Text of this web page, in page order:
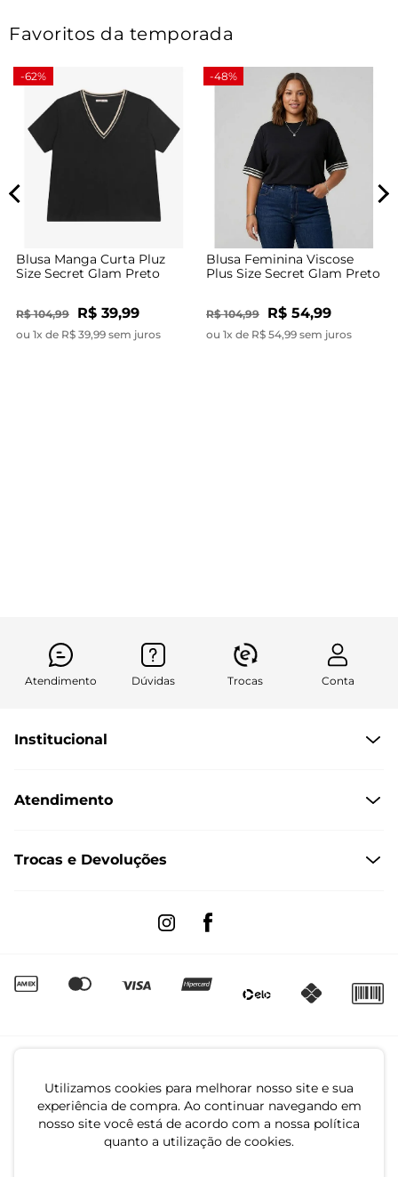
Utilizamos cookies para melhorar nosso site e sua
experiência de compra. Ao continuar navegando em
nosso site você está de acordo com a nossa política
quanto a utilização de cookies.
Favoritos da temporada
-62%
Blusa Manga Curta Pluz
Size Secret Glam Preto
R$ 104,99 R$ 39,99
ou 1x de R$ 39,99 sem juros
-48%
Blusa Feminina Viscose
Plus Size Secret Glam Preto
R$ 104,99 R$ 54,99
ou 1x de R$ 54,99 sem juros
Atendimento Dúvidas Trocas Conta
Institucional
Políticas de Privacidade
Formas de Entrega
Regulamento de Promoções
Canal de Denúncias | Ética
Atendimento
Fale conosco pelo WhatsApp
Trocas e Devoluções